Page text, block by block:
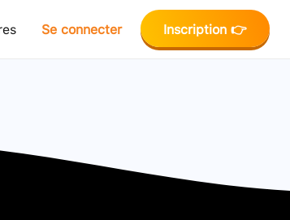
Se connecter Inscription 👉